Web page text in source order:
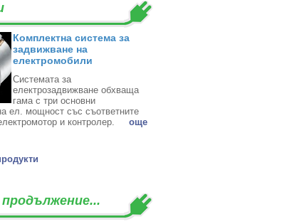
Комплектна система за
задвижване на
електромобили
Системата за
електрозадвижване обхваща
гама с три основни
ел. мощност със съответните
и контролер.
oще